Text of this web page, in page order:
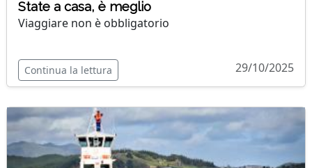
State a casa, è meglio
Viaggiare non è obbligatorio
Continua la lettura 29/10/2025